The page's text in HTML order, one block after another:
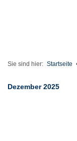
Sie sind hier: Startseite
Dezember 2025